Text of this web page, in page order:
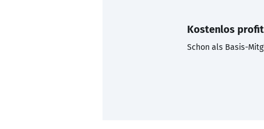
Kostenlos
Schon als Basis-